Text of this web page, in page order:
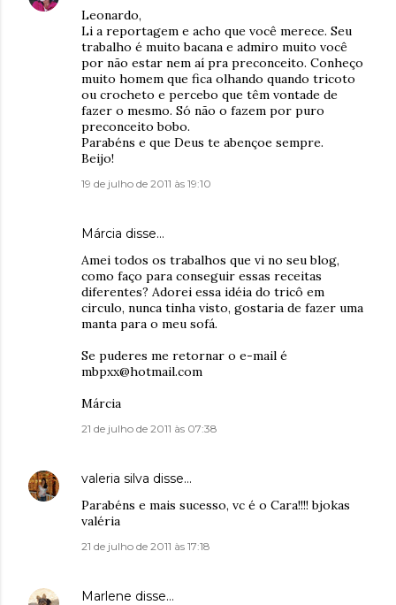
Leonardo,
Li a reportagem e acho que você merece. Seu
trabalho é muito bacana e admiro muito você
por não estar nem aí pra preconceito. Conheço
muito homem que fica olhando quando tricoto
ou crocheto e percebo que têm vontade de
fazer o mesmo. Só não o fazem por puro
preconceito bobo.
Parabéns e que Deus te abençoe sempre.
Beijo!
19 de julho de 2011 às 19:10
Márcia disse…
Amei todos os trabalhos que vi no seu blog,
como faço para conseguir essas receitas
diferentes? Adorei essa idéia do tricô em
circulo, nunca tinha visto, gostaria de fazer uma
manta para o meu sofá.
Se puderes me retornar o e-mail é
mbpxx@hotmail.com
Márcia
21 de julho de 2011 às 07:38
valeria silva disse…
Parabéns e mais sucesso, vc é o Cara!!!! bjokas
valéria
21 de julho de 2011 às 17:18
Marlene disse…